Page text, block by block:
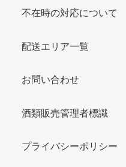
不在時の対応について
配送エリア一覧
お問い合わせ
酒類販売管理者標識
プライバシーポリシー